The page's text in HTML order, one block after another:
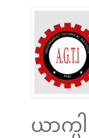
ယာက္